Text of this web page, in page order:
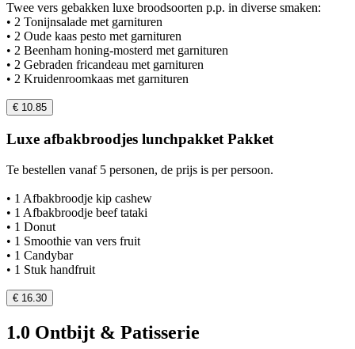
Twee vers gebakken luxe broodsoorten p.p. in diverse smaken:
• 2 Tonijnsalade met garnituren
• 2 Oude kaas pesto met garnituren
• 2 Beenham honing-mosterd met garnituren
• 2 Gebraden fricandeau met garnituren
• 2 Kruidenroomkaas met garnituren
€ 10.85
Luxe afbakbroodjes lunchpakket Pakket
Te bestellen vanaf 5 personen, de prijs is per persoon.
• 1 Afbakbroodje kip cashew
• 1 Afbakbroodje beef tataki
• 1 Donut
• 1 Smoothie van vers fruit
• 1 Candybar
• 1 Stuk handfruit
€ 16.30
1.0 Ontbijt & Patisserie